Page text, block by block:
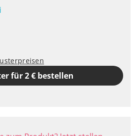
für 2 € bestellen